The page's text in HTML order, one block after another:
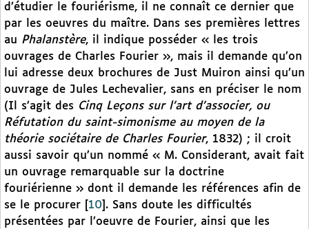
d’étudier le fouriérisme, il ne connaît ce dernier que
par les oeuvres du maître. Dans ses premières lettres
au Phalanstère, il indique posséder « les trois
ouvrages de Charles Fourier », mais il demande qu’on
lui adresse deux brochures de Just Muiron ainsi qu’un
ouvrage de Jules Lechevalier, sans en préciser le nom
(Il s’agit des Cinq Leçons sur l’art d’associer, ou
Réfutation du saint-simonisme au moyen de la
théorie sociétaire de Charles Fourier, 1832) ; il croit
aussi savoir qu’un nommé « M. Considerant, avait fait
un ouvrage remarquable sur la doctrine
fouriérienne » dont il demande les références afin de
se le procurer
10 . Sans doute les difficultés
présentées par l’oeuvre de Fourier, ainsi que les